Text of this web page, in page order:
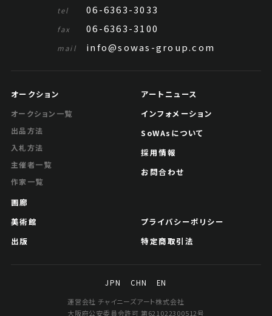
tel 06-6363-3033
fax 06-6363-3100
mail info@sowas-group.com
オークション
オークション一覧
出品方法
入札方法
主催者一覧
作家一覧
画廊
美術館
出版
アートニュース
インフォメーション
SoWAsについて
採用情報
お問合わせ
プライバシーポリシー
特定商取引法
JPN CHN
EN
運営会社 チャイニーズアート株式会社
大阪府公安委員会許可 第621022300512号